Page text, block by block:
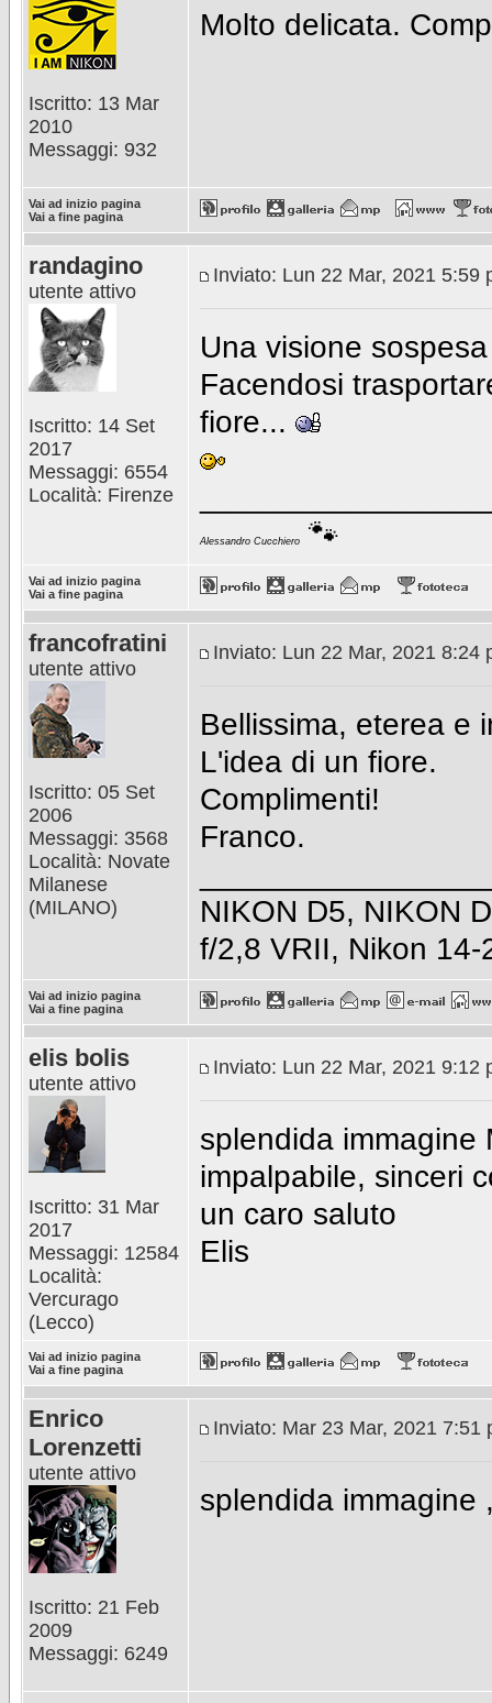
Iscritto: 13 Mar
2010
Messaggi: 932
Molto delicata.
Vai ad inizio pagina
Vai a fine pagina
randagino
utente attivo
Iscritto: 14 Set
2017
Messaggi: 6554
Località: Firenze
Inviato: Lun 22 Mar, 2021 5:59
Una visione
Facendosi
fiore...
Alessandro Cucchiero 🐾
Vai ad inizio pagina
Vai a fine pagina
francofratini
utente attivo
Iscritto: 05 Set
2006
Messaggi: 3568
Località: Novate
Milanese
(MILANO)
Inviato: Lun 22 Mar, 2021 8:24
Bellissima, eterea e
L'idea di un fiore.
Complimenti!
Franco.
NIKON D5, NIKON
f/2,8 VRII, Nikon
Vai ad inizio pagina
Vai a fine pagina
elis bolis
utente attivo
Iscritto: 31 Mar
2017
Messaggi: 12584
Località:
Vercurago
(Lecco)
Inviato: Lun 22 Mar, 2021 9:12
splendida immagine
impalpabile, sinceri
un caro saluto
Elis
Vai ad inizio pagina
Vai a fine pagina
Enrico
Lorenzetti
utente attivo
Iscritto: 21 Feb
2009
Messaggi: 6249
Inviato: Mar 23 Mar, 2021 7:51
splendida